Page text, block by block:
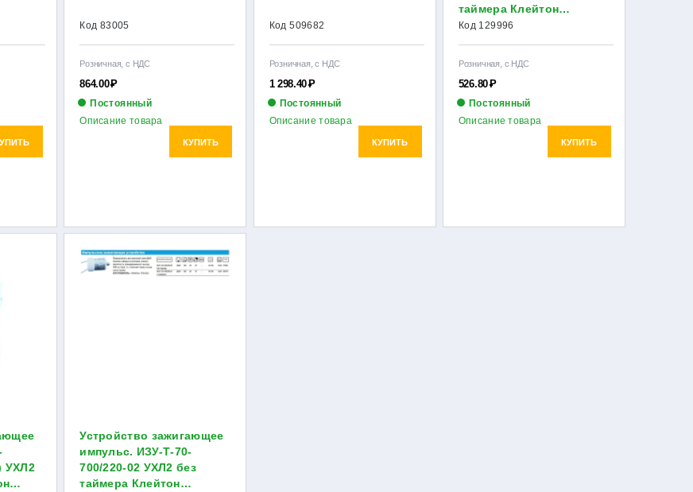
Код 83005
Розничная, с НДС
864.00Р
Постоянный
КУПИТЬ
Описание товара
Код 509682
Розничная, с НДС
1 298.40Р
Постоянный
КУПИТЬ
Описание товара
таймера Клейтон
НФ-00000121
Код 129996
Розничная, с НДС
526.80Р
Постоянный
КУПИТЬ
Описание товара
УХЛ2
Устройство зажигающее
импульс. ИЗУ-Т-70-
700/220-02 УХЛ2 без
таймера Клейтон